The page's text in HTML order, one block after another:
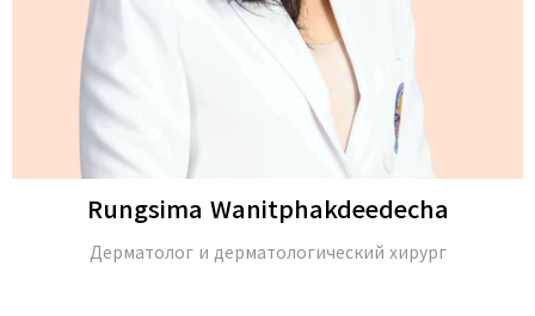
Rungsima Wanitphakdeedecha
Дерматолог и дерматологический хирург